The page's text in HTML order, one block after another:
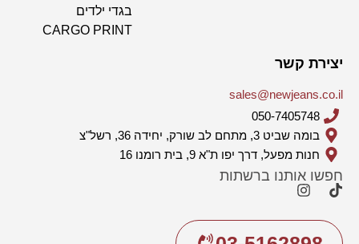
בגדי ילדים
CARGO PRINT
יצירת קשר
sales@newjeans.co.il
050-7405748
בומה שביט 3, מתחם לב שורק, יחידה 36, רשל"צ
חנות מפעל, דרך יפו ת"א 9, בית רומנו 16
חפשו אותנו ברשתות